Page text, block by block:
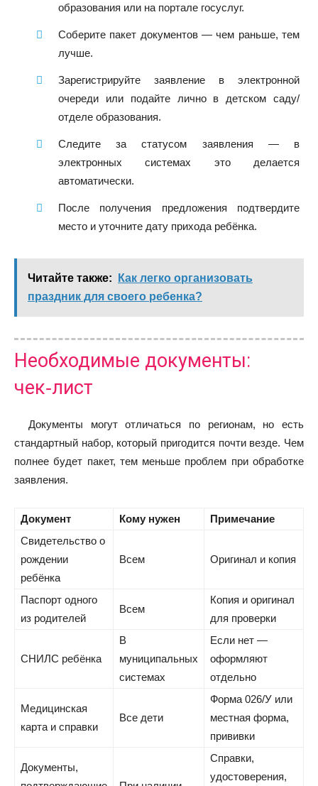
образования или на портале госуслуг.
Соберите пакет документов — чем раньше, тем
лучше.
Зарегистрируйте заявление в электронной
очереди или подайте лично в детском саду/
отделе образования.
Следите за статусом заявления — в
электронных системах это делается
автоматически.
После получения предложения подтвердите
место и уточните дату прихода ребёнка.
Читайте также:
Как легко организовать
праздник для своего ребенка?
Необходимые документы:
чек‑лист
Документы могут отличаться по регионам, но есть
стандартный набор, который пригодится почти везде. Чем
полнее будет пакет, тем меньше проблем при обработке
заявления.
Документ Кому нужен
Примечание
Свидетельство о
рождении
ребёнка
Всем Оригинал и копия
Паспорт одного
из родителей
Всем
Копия и оригинал
для проверки
СНИЛС ребёнка
В
муниципальных
системах
Если нет —
оформляют
отдельно
Медицинская
карта и справки
Все дети
Форма 026/У или
местная форма,
прививки
Документы,
Справки,
удостоверения,